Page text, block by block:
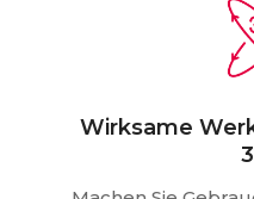
Wirksame